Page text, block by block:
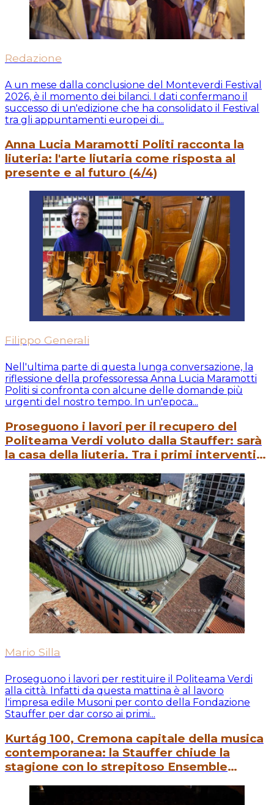
Redazione
A un mese dalla conclusione del Monteverdi Festival
2026, è il momento dei bilanci. I dati confermano il
successo di un'edizione che ha consolidato il Festival
tra gli appuntamenti europei di...
Anna Lucia Maramotti Politi racconta la
liuteria: l'arte liutaria come risposta al
presente e al futuro (4/4)
Filippo Generali
Nell'ultima parte di questa lunga conversazione, la
riflessione della professoressa Anna Lucia Maramotti
Politi si confronta con alcune delle domande più
urgenti del nostro tempo. In un'epoca...
Proseguono i lavori per il recupero del
Politeama Verdi voluto dalla Stauffer: sarà
la casa della liuteria. Tra i primi interventi
Mario Silla
Proseguono i lavori per restituire il Politeama Verdi
alla città. Infatti da questa mattina è al lavoro
l'impresa edile Musoni per conto della Fondazione
Stauffer per dar corso ai primi...
Kurtág 100, Cremona capitale della musica
contemporanea: la Stauffer chiude la
stagione con lo strepitoso Ensemble